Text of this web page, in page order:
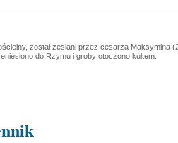
został zesłani przez cesarza Maksymina
do Rzymu i groby otoczono kultem.